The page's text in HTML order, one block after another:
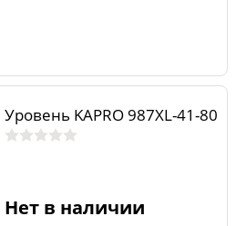
Уровень KAPRO 987XL-41-80
Нет в наличии